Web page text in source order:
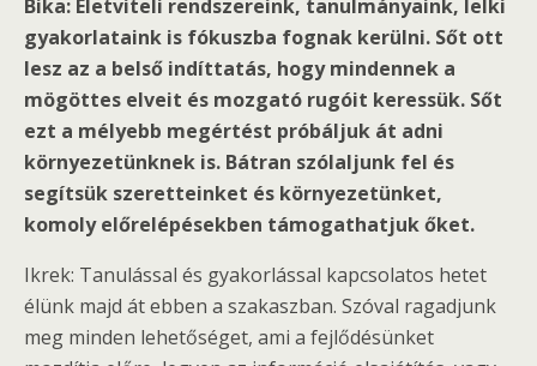
Bika: Életviteli rendszereink, tanulmányaink, lelki
gyakorlataink is fókuszba fognak kerülni. Sőt ott
lesz az a belső indíttatás, hogy mindennek a
mögöttes elveit és mozgató rugóit keressük. Sőt
ezt a mélyebb megértést próbáljuk át adni
környezetünknek is. Bátran szólaljunk fel és
segítsük szeretteinket és környezetünket,
komoly előrelépésekben támogathatjuk őket.
Ikrek: Tanulással és gyakorlással kapcsolatos hetet
élünk majd át ebben a szakaszban. Szóval ragadjunk
meg minden lehetőséget, ami a fejlődésünket